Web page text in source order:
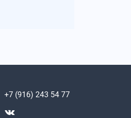
+7 (916) 243 54 77